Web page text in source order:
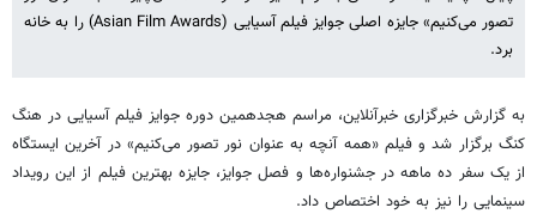
تصور می‌کنیم» جایزه اصلی جوایز فیلم آسیایی (Asian Film Awards) را به خانه
برد.
به گزارش خبرگزاری خبرآنلاین، مراسم هجدهمین دوره جوایز فیلم آسیایی در هنگ
کنگ برگزار شد و فیلم «همه آنچه به عنوان نور تصور می‌کنیم» در آخرین ایستگاه
از یک سفر ده ماهه در جشنواره‌ها و فصل جوایز، جایزه بهترین فیلم از این رویداد
سینمایی را نیز به خود اختصاص داد.